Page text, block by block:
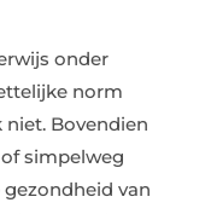
onder
norm
Bovendien
simpelweg
van